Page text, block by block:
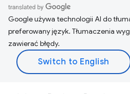
Google używa technologii AI do
preferowany język. Tłumaczenia
zawierać błędy.